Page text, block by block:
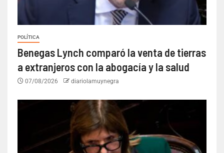
POLÍTICA
Benegas Lynch comparó la venta de tierras
a extranjeros con la abogacía y la salud
07/08/2026 diariolamuynegra